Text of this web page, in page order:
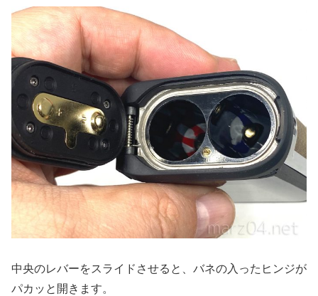
中央のレバーをスライドさせると、バネの入ったヒンジが
パカッと開きます。